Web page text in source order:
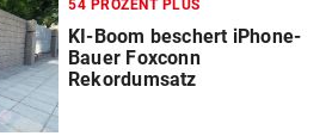
54 PROZENT PLUS
KI-Boom beschert iPhone-
Bauer Foxconn
Rekordumsatz